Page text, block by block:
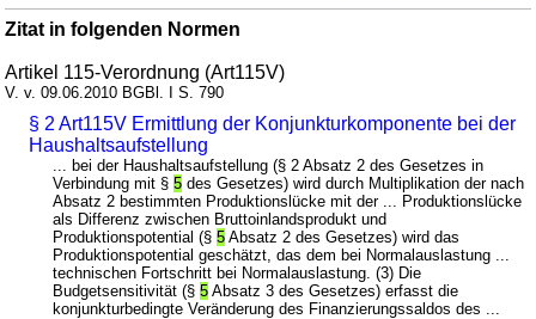
Zitat in folgenden Normen
Artikel 115-Verordnung (Art115V)
V. v. 09.06.2010 BGBl. I S. 790
§ 2 Art115V Ermittlung der Konjunkturkomponente bei der
Haushaltsaufstellung
... bei der Haushaltsaufstellung (§ 2 Absatz 2 des Gesetzes in
Verbindung mit §5 des Gesetzes) wird durch Multiplikation der nach
Absatz 2 bestimmten Produktionslücke mit der ... Produktionslücke
als Differenz zwischen Bruttoinlandsprodukt und
Produktionspotential (§5 Absatz 2 des Gesetzes) wird das
Produktionspotential geschätzt, das dem bei Normalauslastung ...
technischen Fortschritt bei Normalauslastung. (3) Die
Budgetsensitivität (§5 Absatz 3 des Gesetzes) erfasst die
konjunkturbedingte Veränderung des Finanzierungssaldos des ...